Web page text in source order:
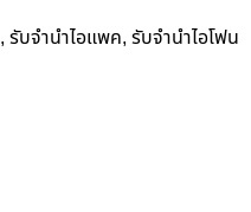
, รับจำนำไอแพค, รับจำนำไอโฟน